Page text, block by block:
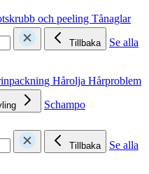
och peeling Tånaglar
Tillbaka
Se alla
Hårolja Hårproblem
Schampo
Tillbaka
Se alla